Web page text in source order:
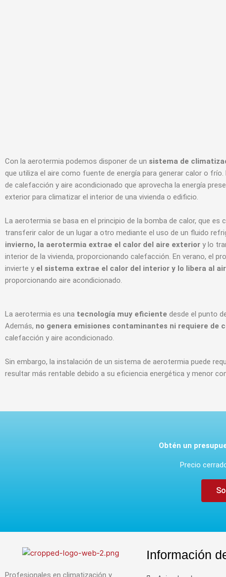
Con la aerotermia podemos disponer de un sistema de
que utiliza el aire como fuente de energía para generar calor o frío.
de calefacción y aire acondicionado que aprovecha la energía
exterior para climatizar el interior de una vivienda o edificio.
La aerotermia se basa en el principio de la bomba de calor, que es
transferir calor de un lugar a otro mediante el uso de un fluido
invierno, la aerotermia extrae el calor del aire exterior y lo
interior de la vivienda, proporcionando calefacción. En verano, el
invierte y el sistema extrae el calor del interior y lo libera al
proporcionando aire acondicionado.
La aerotermia es una tecnología muy eficiente desde el punto
Además, no genera emisiones contaminantes ni requiere de
calefacción y aire acondicionado.
Sin embargo, la instalación de un sistema de aerotermia puede
resultar más rentable debido a su eficiencia energética y menor
Obtén un
Precio
Profesionales en climatización y
Información